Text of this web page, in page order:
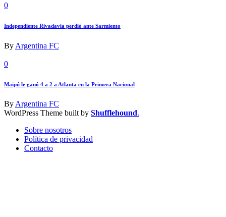
0
Independiente Rivadavia perdió ante Sarmiento
By Argentina FC
0
Maipú le ganó 4 a 2 a Atlanta en la Primera Nacional
ByArgentina FC
WordPress Theme built by Shufflehound.
Sobre nosotros
Política de privacidad
Contacto